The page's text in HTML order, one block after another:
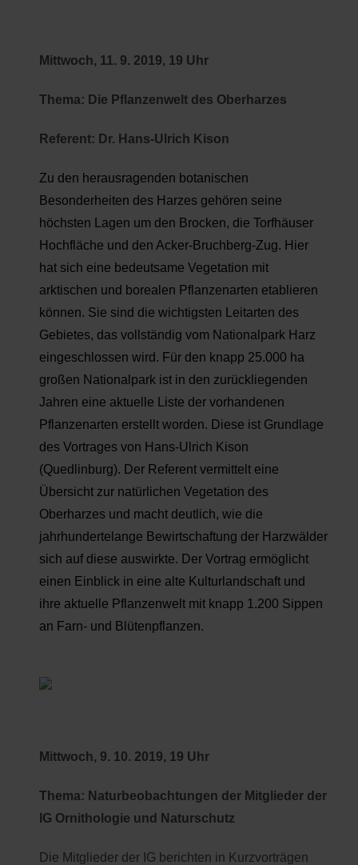
Mittwoch, 11. 9. 2019, 19 Uhr
Thema: Die Pflanzenwelt des Oberharzes
Referent: Dr. Hans-Ulrich Kison
Zu den herausragenden botanischen
Besonderheiten des Harzes gehören seine
höchsten Lagen um den Brocken, die Torfhäuser
Hochfläche und den Acker-Bruchberg-Zug. Hier
hat sich eine bedeutsame Vegetation mit
arktischen und borealen Pflanzenarten etablieren
können. Sie sind die wichtigsten Leitarten des
Gebietes, das vollständig vom Nationalpark Harz
eingeschlossen wird. Für den knapp 25.000 ha
großen Nationalpark ist in den zurückliegenden
Jahren eine aktuelle Liste der vorhandenen
Pflanzenarten erstellt worden. Diese ist Grundlage
des Vortrages von Hans-Ulrich Kison
(Quedlinburg). Der Referent vermittelt eine
Übersicht zur natürlichen Vegetation des
Oberharzes und macht deutlich, wie die
jahrhundertelange Bewirtschaftung der Harzwälder
sich auf diese auswirkte. Der Vortrag ermöglicht
einen Einblick in eine alte Kulturlandschaft und
ihre aktuelle Pflanzenwelt mit knapp 1.200 Sippen
an Farn- und Blütenpflanzen.
Mittwoch, 9. 10. 2019, 19 Uhr
Thema: Naturbeobachtungen der Mitglieder der
IG Ornithologie und Naturschutz
Die Mitglieder der IG berichten in Kurzvorträgen